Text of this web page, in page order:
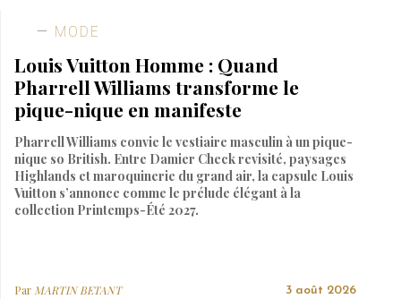
MODE
Louis Vuitton Homme : Quand
Pharrell Williams transforme le
pique-nique en manifeste
Pharrell Williams convie le vestiaire masculin à un pique-
nique so British. Entre Damier Check revisité, paysages
Highlands et maroquinerie du grand air, la capsule Louis
Vuitton s’annonce comme le prélude élégant à la
collection Printemps-Été 2027.
Par MARTIN BETANT 3 août 2026